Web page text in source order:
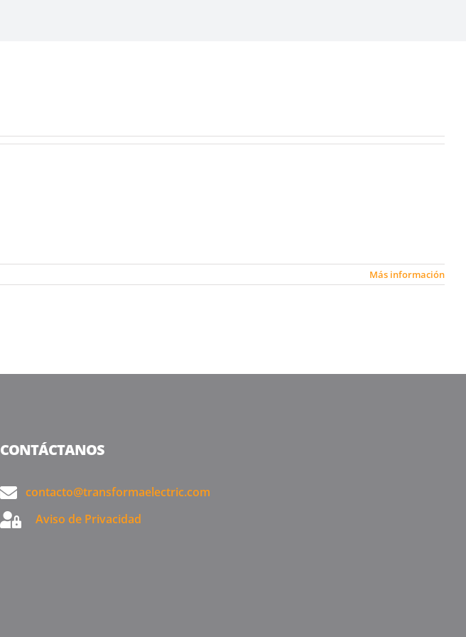
Más información
CONTÁCTANOS
contacto@transformaelectric.com
Aviso de Privacidad